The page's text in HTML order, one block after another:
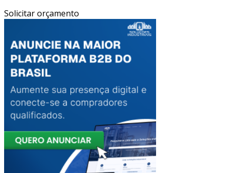
Solicitar orçamento